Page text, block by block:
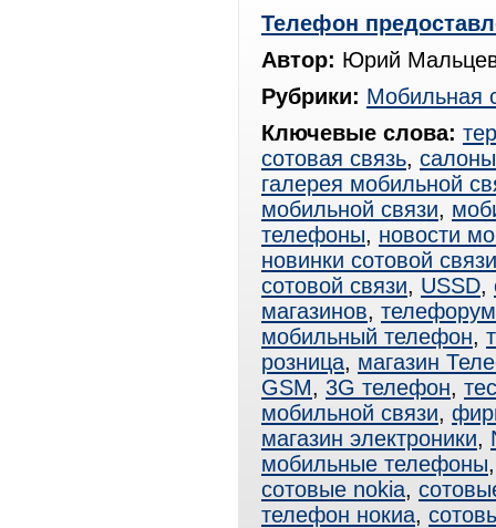
Телефон
Автор: Юрий
Рубрики: Мобильная
Ключевые слова:
сотовая связь,
галерея мобильной
мобильной связи,
телефоны, новости
новинки сотовой связи
сотовой связи, USSD,
магазинов, телефорум
мобильный телефон,
розница, магазин
GSM, 3G телефон,
мобильной связи,
магазин электроники,
мобильные телефоны
сотовые nokia,
телефон нокиа,